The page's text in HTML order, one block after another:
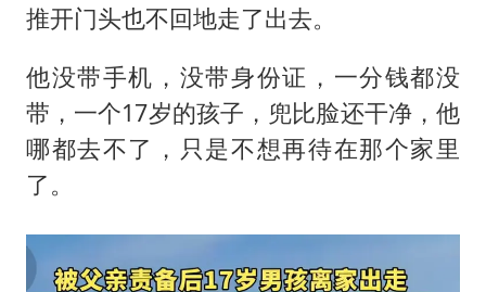
推开门头也不回地走了出去。
他没带手机，没带身份证，一分钱都没
带，一个17岁的孩子，兜比脸还干净，他
哪都去不了，只是不想再待在那个家里
了。